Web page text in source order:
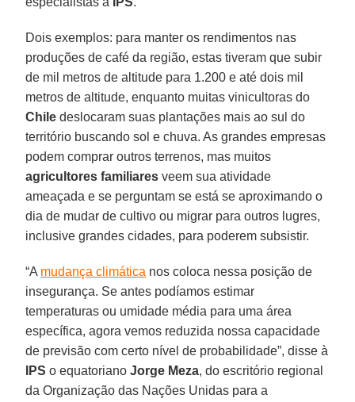
Dois exemplos: para manter os rendimentos nas
produções de café da região, estas tiveram que subir
de mil metros de altitude para 1.200 e até dois mil
metros de altitude, enquanto muitas vinicultoras do
Chile deslocaram suas plantações mais ao sul do
território buscando sol e chuva. As grandes empresas
podem comprar outros terrenos, mas muitos
agricultores familiares veem sua atividade
ameaçada e se perguntam se está se aproximando o
dia de mudar de cultivo ou migrar para outros lugres,
inclusive grandes cidades, para poderem subsistir.
“A mudança climática nos coloca nessa posição de
insegurança. Se antes podíamos estimar
temperaturas ou umidade média para uma área
específica, agora vemos reduzida nossa capacidade
de previsão com certo nível de probabilidade”, disse à
IPS o equatorianoJorge Meza, do escritório regional
da Organização das Nações Unidas para a